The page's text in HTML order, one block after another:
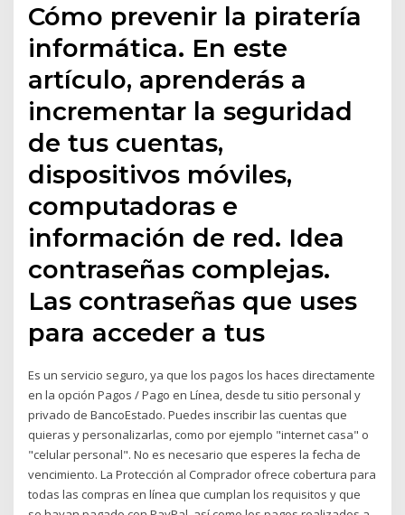
Cómo prevenir la piratería
informática. En este
artículo, aprenderás a
incrementar la seguridad
de tus cuentas,
dispositivos móviles,
computadoras e
información de red. Idea
contraseñas complejas.
Las contraseñas que uses
para acceder a tus
Es un servicio seguro, ya que los pagos los haces directamente
en la opción Pagos / Pago en Línea, desde tu sitio personal y
privado de BancoEstado. Puedes inscribir las cuentas que
quieras y personalizarlas, como por ejemplo "internet casa" o
"celular personal". No es necesario que esperes la fecha de
vencimiento. La Protección al Comprador ofrece cobertura para
todas las compras en línea que cumplan los requisitos y que